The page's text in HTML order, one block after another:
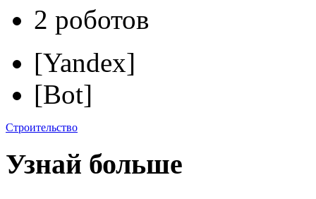
2 роботов
[Yandex]
[Bot]
Строительство
Узнай больше